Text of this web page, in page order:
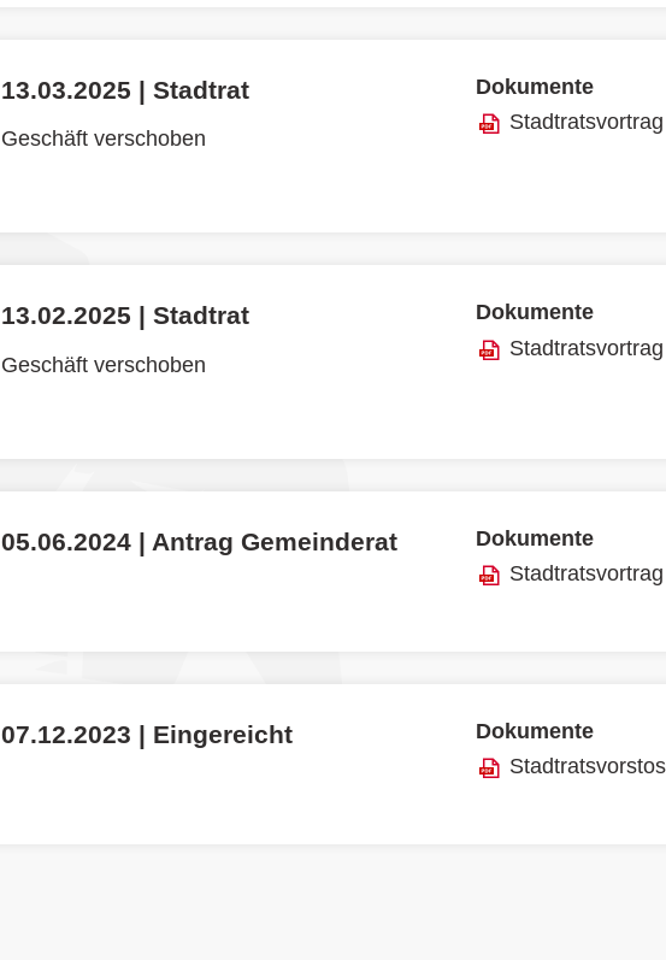
13.03.2025 | Stadtrat
Geschäft verschoben
Dokumente
Stadtratsvortrag
13.02.2025 | Stadtrat
Geschäft verschoben
Dokumente
Stadtratsvortrag
05.06.2024 | Antrag Gemeinderat
Dokumente
Stadtratsvortrag
07.12.2023 | Eingereicht
Dokumente